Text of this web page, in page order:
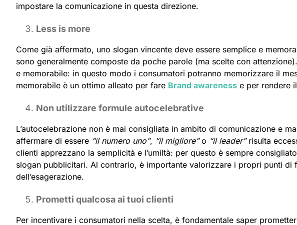
impostare la comunicazione in questa direzione.
Less is more
Come già affermato, uno slogan vincente deve essere semplice e
sono generalmente composte da poche parole (ma scelte con
e memorabile: in questo modo i consumatori potranno memorizzare il
memorabile è un ottimo alleato per fare Brand awareness e per rendere
Non utilizzare formule autocelebrative
L’autocelebrazione non è mai consigliata in ambito di comunicazione e
affermare di essere “il numero uno”, “il migliore”o “il leader”risulta
clienti apprezzano la semplicità e l’umiltà: per questo è sempre
slogan pubblicitari. Al contrario, è importante valorizzare i propri punti di
dell’esagerazione.
Prometti qualcosa ai tuoi clienti
Per incentivare i consumatori nella scelta, è fondamentale saper